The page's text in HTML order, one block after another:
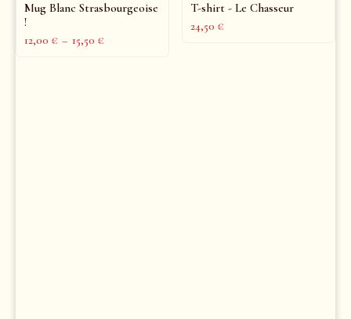
Mug Blanc Strasbourgeoise
!
12,00 € – 15,50 €
T-shirt - Le Chasseur
24,50 €